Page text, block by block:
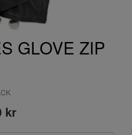
GLOVE ZIP
kr